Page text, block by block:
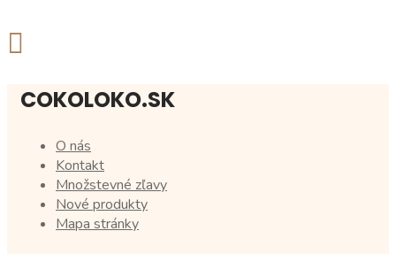
COKOLOKO.SK
O nás
Kontakt
Množstevné zľavy
Nové produkty
Mapa stránky